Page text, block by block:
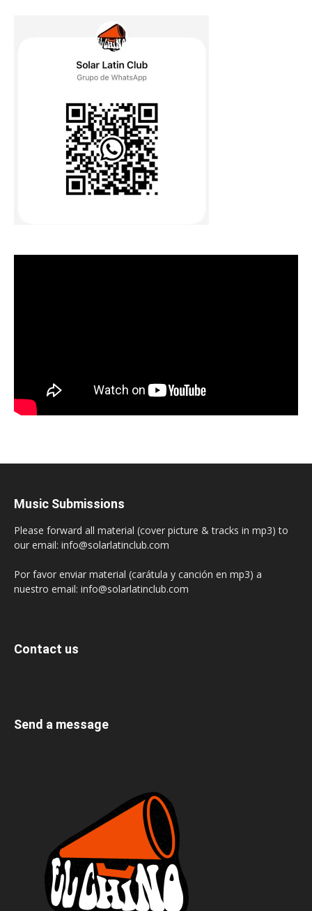
Music Submissions
Please forward all material (cover picture & tracks in mp3) to
our email: info@solarlatinclub.com
Por favor enviar material (carátula y canción en mp3) a
nuestro email: info@solarlatinclub.com
Contact us
Send a message